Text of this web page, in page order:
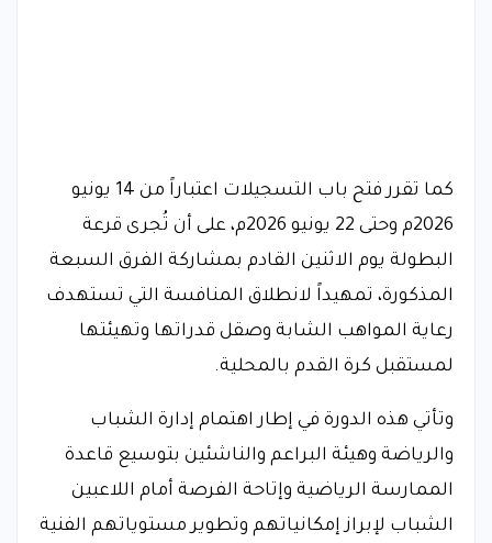
كما تقرر فتح باب التسجيلات اعتباراً من 14 يونيو
2026م وحتى 22 يونيو 2026م، على أن تُجرى قرعة
البطولة يوم الاثنين القادم بمشاركة الفرق السبعة
المذكورة، تمهيداً لانطلاق المنافسة التي تستهدف
رعاية المواهب الشابة وصقل قدراتها وتهيئتها
لمستقبل كرة القدم بالمحلية.
وتأتي هذه الدورة في إطار اهتمام إدارة الشباب
والرياضة وهيئة البراعم والناشئين بتوسيع قاعدة
الممارسة الرياضية وإتاحة الفرصة أمام اللاعبين
الشباب لإبراز إمكانياتهم وتطوير مستوياتهم الفنية